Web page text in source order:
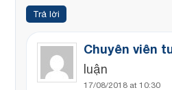
Trả lời
Chuyên viên
luận
17/08/2018 at 10:30